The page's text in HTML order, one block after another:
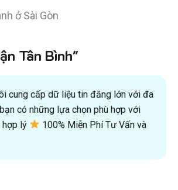
ở Sài Gòn
Tân Bình"
cung cấp dữ liệu tin đăng lớn với đa
có những lựa chọn phù hợp với
hợp lý
100% Miễn Phí Tư Vấn và